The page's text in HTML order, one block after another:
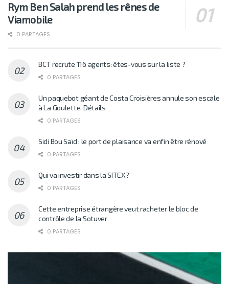
Rym Ben Salah prend les rênes de
Viamobile
0 PARTAGES
BCT recrute 116 agents: êtes-vous sur la liste ?
0 PARTAGES
Un paquebot géant de Costa Croisières annule son escale
à La Goulette. Détails
0 PARTAGES
Sidi Bou Saïd : le port de plaisance va enfin être rénové
0 PARTAGES
Qui va investir dans la SITEX?
0 PARTAGES
Cette entreprise étrangère veut racheter le bloc de
contrôle de la Sotuver
0 PARTAGES